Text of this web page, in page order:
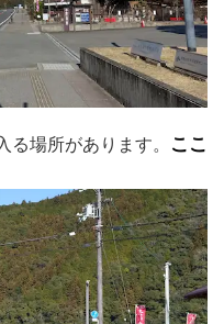
場所があります。 ここ